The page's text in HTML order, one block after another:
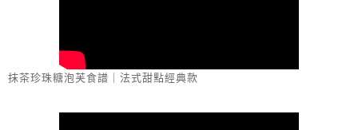
抹茶珍珠糖泡芙食譜｜法式甜點經典款